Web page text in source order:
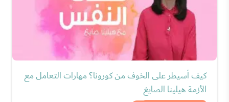
كيف أسيطر على الخوف من كورونا؟ مهارات التعامل مع
الأزمة هيلينا الصايغ